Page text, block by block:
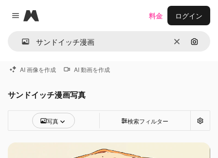
Close menu
Magnific
消去 画像で
料金 ログイン
AI 画像を作成 AI 動画を作成
サンドイッチ漫画写真
写真 検索フィルター